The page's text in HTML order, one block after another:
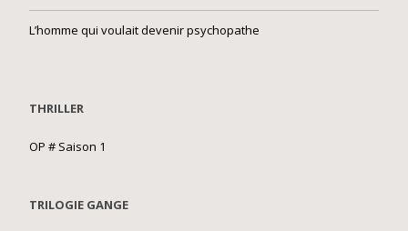
L’homme qui voulait devenir psychopathe
THRILLER
OP # Saison 1
TRILOGIE GANGE